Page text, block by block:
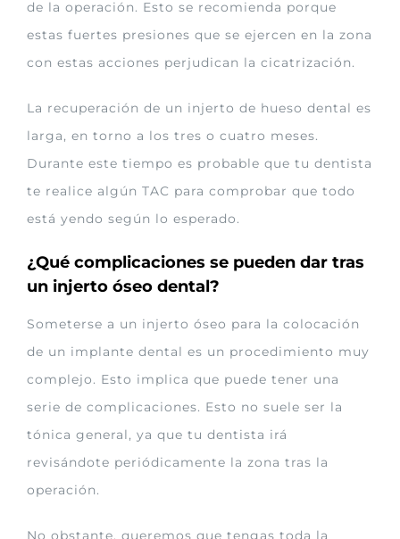
de la operación. Esto se recomienda porque
estas fuertes presiones que se ejercen en la zona
con estas acciones perjudican la cicatrización.
La recuperación de un injerto de hueso dental es
larga, en torno a los tres o cuatro meses.
Durante este tiempo es probable que tu dentista
te realice algún TAC para comprobar que todo
está yendo según lo esperado.
¿Qué complicaciones se pueden dar tras
un injerto óseo dental?
Someterse a un injerto óseo para la colocación
de un implante dental es un procedimiento muy
complejo. Esto implica que puede tener una
serie de complicaciones. Esto no suele ser la
tónica general, ya que tu dentista irá
revisándote periódicamente la zona tras la
operación.
No obstante, queremos que tengas toda la